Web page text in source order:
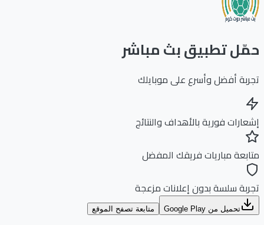
تطبيق بث مباشر
أفضل وأسرع على موبايلك
فورية بالأهداف والنتائج
مباريات فريقك المفضل
سلسة بدون إعلانات مزعجة
تحميل من Google Play متابعة تصفح الموقع